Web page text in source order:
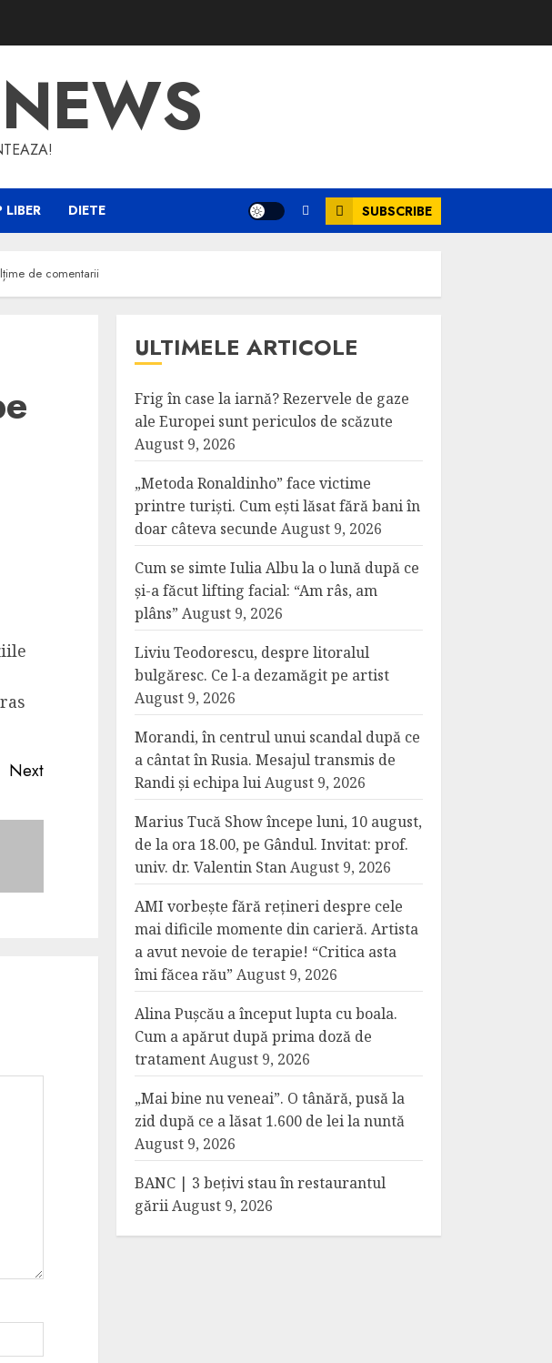
LIBER DIETE SUBSCRIBE
de comentarii
Next
ULTIMELE ARTICOLE
Frig în case la iarnă? Rezervele de gaze
ale Europei sunt periculos de scăzute
August 9, 2026
„Metoda Ronaldinho” face victime
printre turiști. Cum ești lăsat fără bani în
doar câteva secunde August 9, 2026
Cum se simte Iulia Albu la o lună după ce
și-a făcut lifting facial: “Am râs, am
plâns” August 9, 2026
Liviu Teodorescu, despre litoralul
bulgăresc. Ce l-a dezamăgit pe artist
August 9, 2026
Morandi, în centrul unui scandal după ce
a cântat în Rusia. Mesajul transmis de
Randi și echipa luiAugust 9, 2026
Marius Tucă Show începe luni, 10 august,
de la ora 18.00, pe Gândul. Invitat: prof.
univ. dr. Valentin StanAugust 9, 2026
AMI vorbește fără rețineri despre cele
mai dificile momente din carieră. Artista
a avut nevoie de terapie! “Critica asta
îmi făcea rău” August 9, 2026
Alina Pușcău a început lupta cu boala.
Cum a apărut după prima doză de
tratamentAugust 9, 2026
„Mai bine nu veneai”. O tânără, pusă la
zid după ce a lăsat 1.600 de lei la nuntă
August 9, 2026
BANC | 3 bețivi stau în restaurantul
găriiAugust 9, 2026